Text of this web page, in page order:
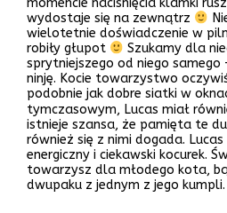
momencie naciśnięcia klamki
wydostaje się na zewnątrz
wielotetnie doświadczenie w
robiły głupot
Szukamy dla
sprytniejszego od niego samego
ninję. Kocie towarzystwo
podobnie jak dobre siatki w
tymczasowym, Lucas miał
istnieje szansa, że pamięta te
również się z nimi dogada.
energiczny i ciekawski kocurek.
towarzysz dla młodego kota,
dwupaku z jednym z jego kumpli.